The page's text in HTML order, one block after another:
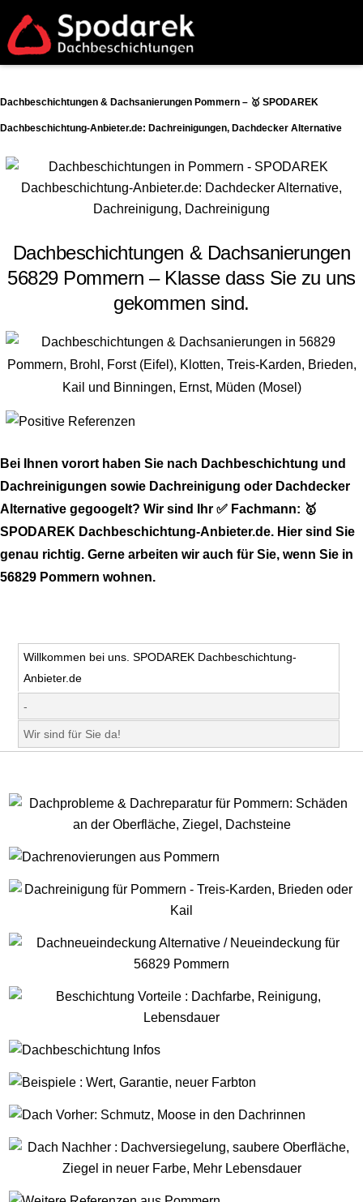
Dachbeschichtungen & Dachsanierungen Pommern – 🥇 SPODAREK
Dachbeschichtung-Anbieter.de: Dachreinigungen, Dachdecker Alternative
Dachbeschichtungen & Dachsanierungen
56829 Pommern – Klasse dass Sie zu uns
gekommen sind.
Bei Ihnen vorort haben Sie nach Dachbeschichtung und
Dachreinigungen sowie Dachreinigung oder Dachdecker
Alternative gegoogelt? Wir sind Ihr ✅ Fachmann: 🥇
SPODAREK Dachbeschichtung-Anbieter.de. Hier sind Sie
genau richtig. Gerne arbeiten wir auch für Sie, wenn Sie in
56829 Pommern wohnen.
Willkommen bei uns. SPODAREK Dachbeschichtung-
Anbieter.de
-
Wir sind für Sie da!